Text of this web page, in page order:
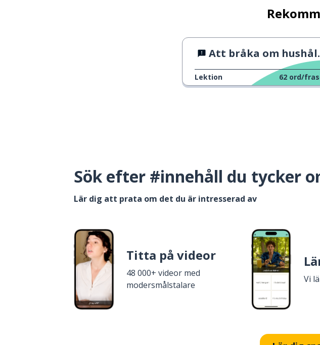
Att bråka om hushållsarbete
Lektion 62 ord/
Sök efter #innehåll du tycker
Lär dig att prata om det du är intresserad av
Titta på videor
48 000+ videor med
modersmålstalare
Vi